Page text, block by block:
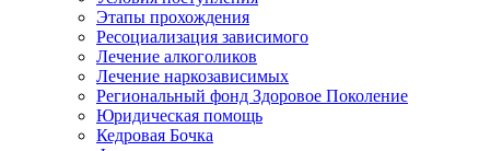
Этапы прохождения
Ресоциализация зависимого
Лечение алкоголиков
Лечение наркозависимых
Региональный фонд Здоровое Поколение
Юридическая помощь
Кедровая Бочка